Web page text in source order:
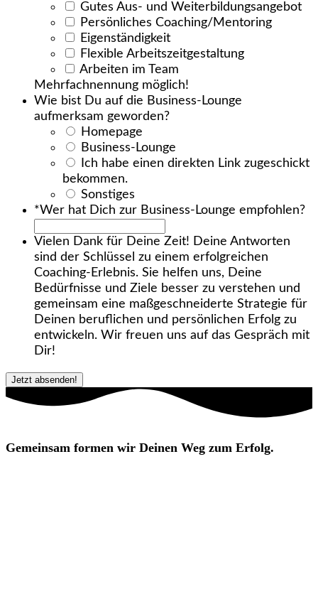
Gutes Aus- und Weiterbildungsangebot
Persönliches Coaching/Mentoring
Eigenständigkeit
Flexible Arbeitszeitgestaltung
Arbeiten im Team
Mehrfachnennung möglich!
Wie bist Du auf die Business-Lounge
aufmerksam geworden?
Homepage
Business-Lounge
Ich habe einen direkten Link zugeschickt
bekommen.
Sonstiges
*Wer hat Dich zur Business-Lounge empfohlen?
Vielen Dank für Deine Zeit! Deine Antworten
sind der Schlüssel zu einem erfolgreichen
Coaching-Erlebnis. Sie helfen uns, Deine
Bedürfnisse und Ziele besser zu verstehen und
gemeinsam eine maßgeschneiderte Strategie für
Deinen beruflichen und persönlichen Erfolg zu
entwickeln. Wir freuen uns auf das Gespräch mit
Dir!
Gemeinsam formen wir Deinen Weg zum Erfolg.